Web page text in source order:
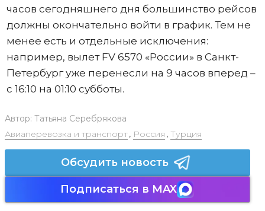
часов сегодняшнего дня большинство рейсов
должны окончательно войти в график. Тем не
менее есть и отдельные исключения:
например, вылет FV 6570 «России» в Санкт-
Петербург уже перенесли на 9 часов вперед –
с 16:10 на 01:10 субботы.
Автор: Татьяна Серебрякова
Авиаперевозка и транспорт, Россия , Турция
Обсудить новость
Подписаться в MAX